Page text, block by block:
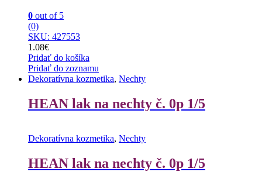
0 out of 5
(0)
SKU: 427553
1.08€
Pridať do košíka
Pridať do zoznamu
Dekoratívna kozmetika, Nechty
HEAN lak na nechty č. 0p 1/5
Dekoratívna kozmetika, Nechty
HEAN lak na nechty č. 0p 1/5